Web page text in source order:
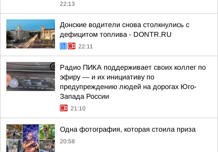
22:13
Донские водители снова столкнулись с
дефицитом топлива - DONTR.RU
22:11
Радио ПИКА поддерживает своих коллег по
эфиру — и их инициативу по
предупреждению людей на дорогах Юго-
Запада России
21:10
Одна фотография, которая стоила приза
20:58